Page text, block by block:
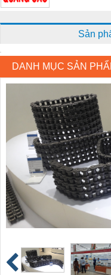
Sản
DANH MỤC SẢN